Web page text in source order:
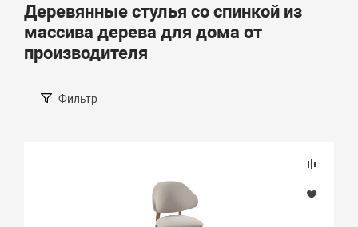
Деревянные стулья со спинкой из
массива дерева для дома от
производителя
Фильтр